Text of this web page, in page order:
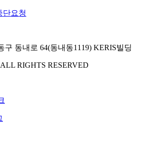
단요청
구 동내로 64(동내동1119) KERIS빌딩
RIGHTS RESERVED